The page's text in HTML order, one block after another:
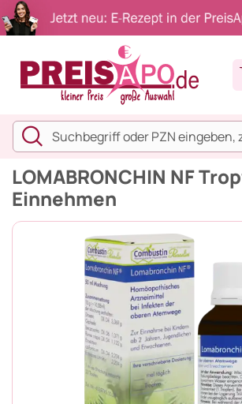
LOMABRONCHIN NF
Einnehmen